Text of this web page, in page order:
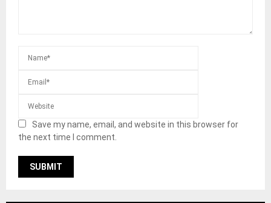
Save my name, email, and website in this browser for
the next time I comment.